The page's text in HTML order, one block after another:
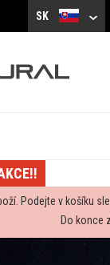
SK
Podejte v košíku
Do konce